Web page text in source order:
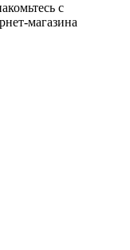
с
магазина